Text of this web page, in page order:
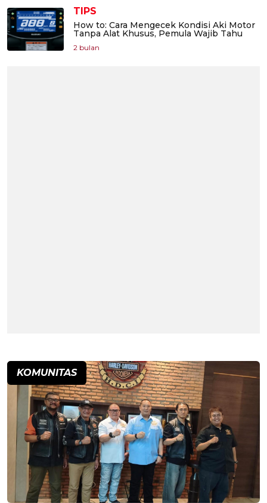
TIPS
How to: Cara Mengecek Kondisi Aki Motor
Tanpa Alat Khusus, Pemula Wajib Tahu
2 bulan
KOMUNITAS